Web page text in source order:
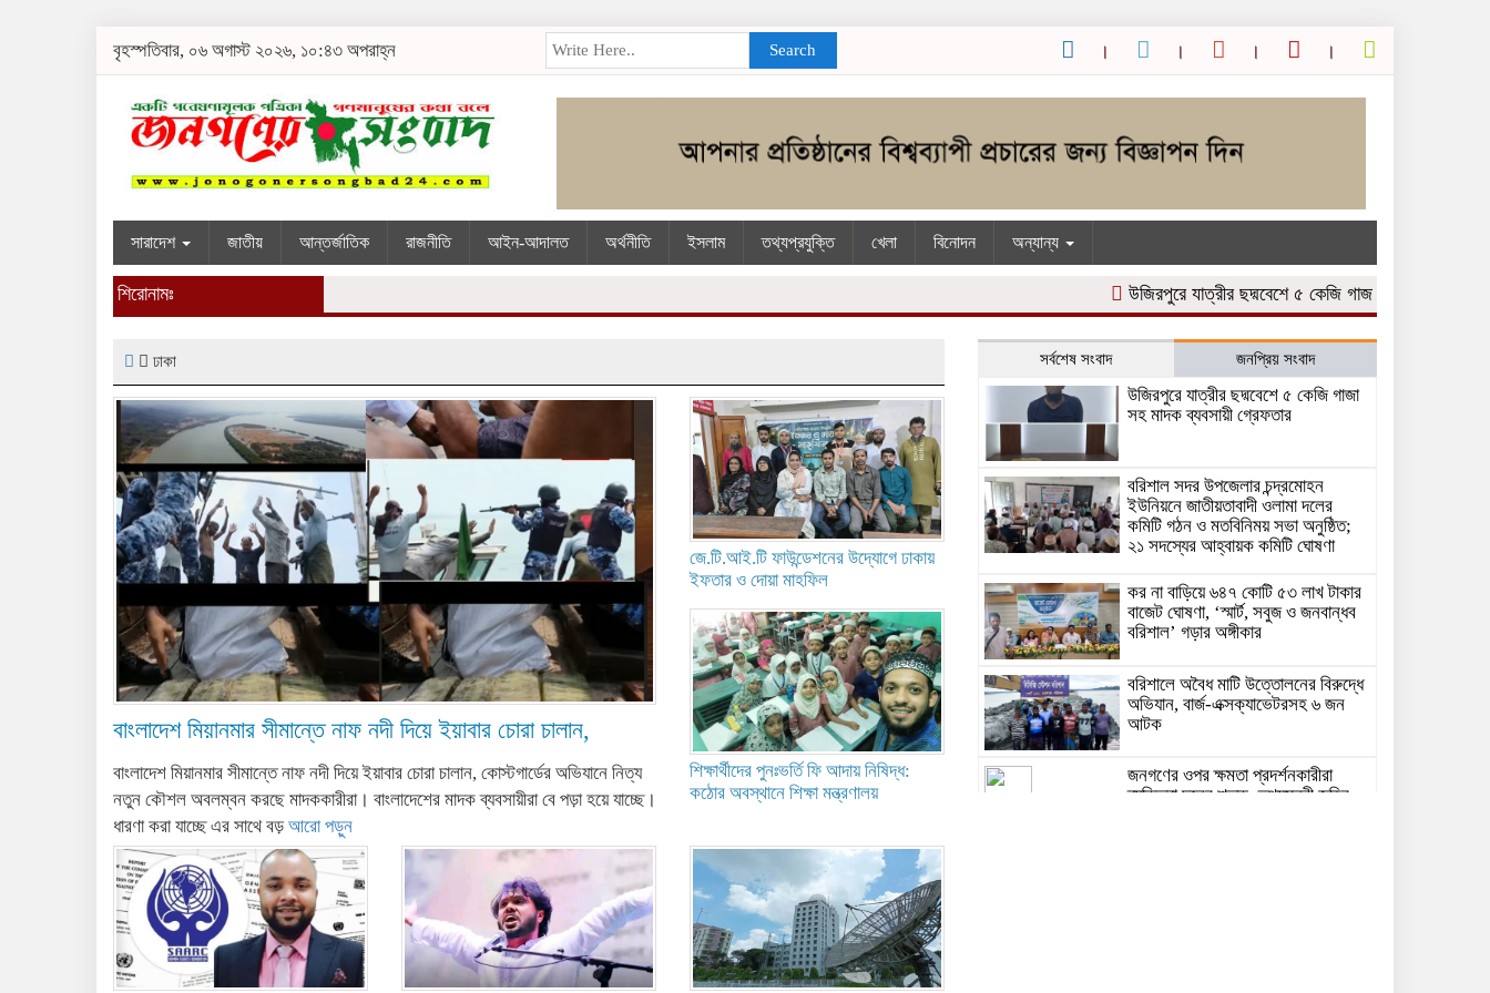
বৃহস্পতিবার, ০৬ অগাস্ট ২০২৬, ১০:৪৩ অপরাহ্ন Search
সারাদেশ জাতীয় আন্তর্জাতিক রাজনীতি আইন-আদালত অর্থনীতি ইসলাম তথ্যপ্রযুক্তি খেলা বিনোদন অন্যান্য
শিরোনামঃ উজিরপুরে যাত্রীর ছদ্মবেশে ৫ কেজি গাজা সহ মাদক ব্যবসায়ী
ঢাকা
বাংলাদেশ মিয়ানমার সীমান্তে নাফ নদী দিয়ে ইয়াবার চোরা চালান,
বাংলাদেশ মিয়ানমার সীমান্তে নাফ নদী দিয়ে ইয়াবার চোরা চালান, কোস্টগার্ডের অভিযানে নিত্য
নতুন কৌশল অবলম্বন করছে মাদককারীরা। বাংলাদেশের মাদক ব্যবসায়ীরা বে পড়া হয়ে যাচ্ছে।
ধারণা করা যাচ্ছে এর সাথে বড় আরো পড়ুন
জে.টি.আই.টি ফাউন্ডেশনের উদ্যোগে ঢাকায়
ইফতার ও দোয়া মাহফিল
শিক্ষার্থীদের পুনঃভর্তি ফি আদায় নিষিদ্ধ:
কঠোর অবস্থানে শিক্ষা মন্ত্রণালয়
সর্বশেষ সংবাদ জনপ্রিয় সংবাদ
উজিরপুরে যাত্রীর ছদ্মবেশে ৫ কেজি গাজা
সহ মাদক ব্যবসায়ী গ্রেফতার
বরিশাল সদর উপজেলার চন্দ্রমোহন
ইউনিয়নে জাতীয়তাবাদী ওলামা দলের
কমিটি গঠন ও মতবিনিময় সভা অনুষ্ঠিত;
২১ সদস্যের আহ্বায়ক কমিটি ঘোষণা
কর না বাড়িয়ে ৬৪৭ কোটি ৫৩ লাখ টাকার
বাজেট ঘোষণা, ‘স্মার্ট, সবুজ ও জনবান্ধব
বরিশাল’ গড়ার অঙ্গীকার
বরিশালে অবৈধ মাটি উত্তোলনের বিরুদ্ধে
অভিযান, বার্জ-এক্সক্যাভেটরসহ ৬ জন
আটক
জনগণের ওপর ক্ষমতা প্রদর্শনকারীরা
ব্যক্তিরা দলের শত্রু: তথ্যমন্ত্রী জহির